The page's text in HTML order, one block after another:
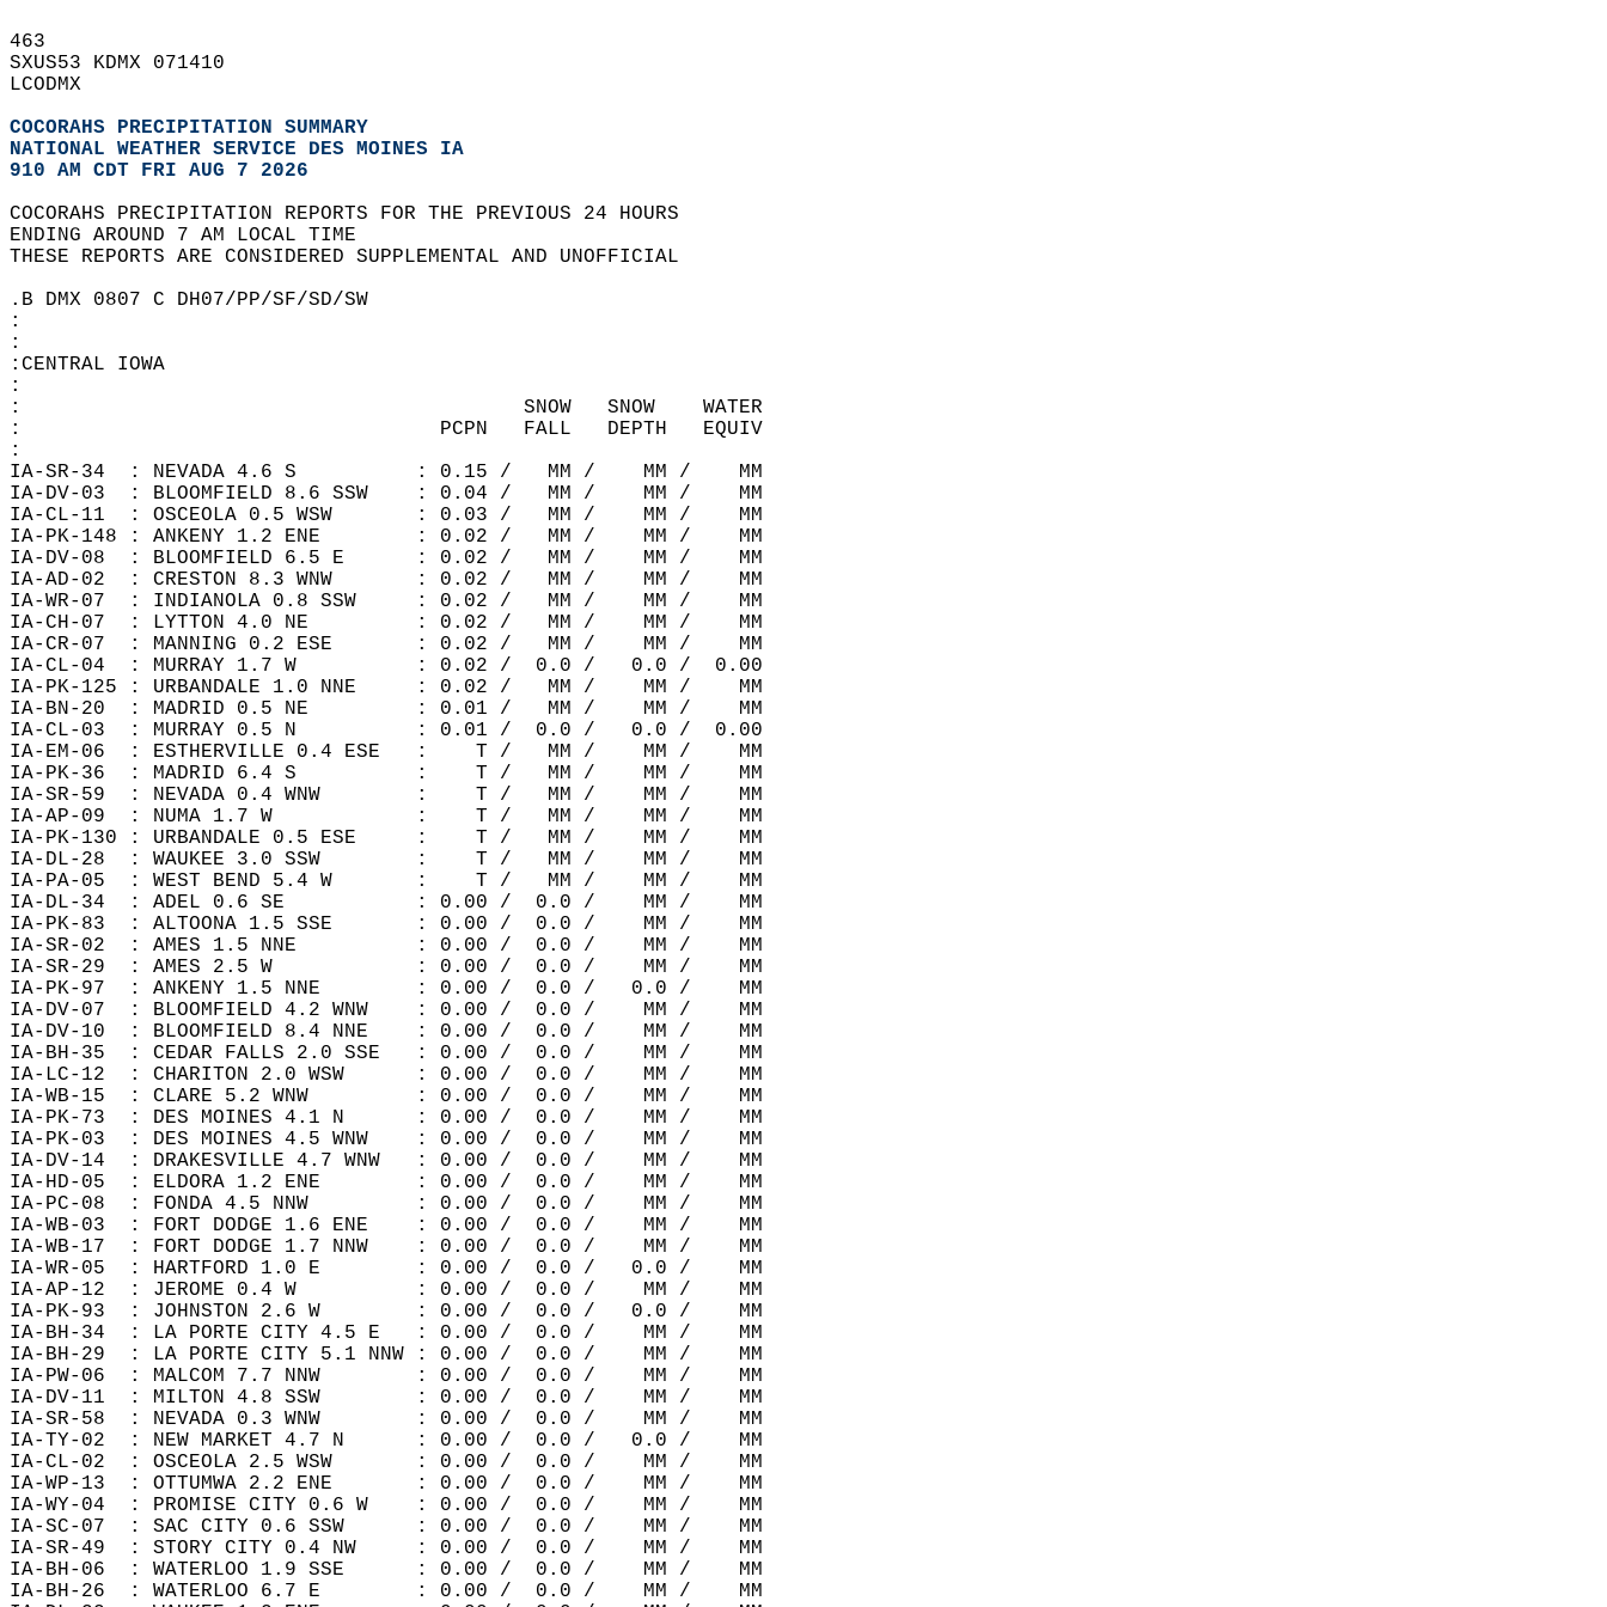
463
SXUS53 KDMX 071410
LCODMX
COCORAHS PRECIPITATION SUMMARY
NATIONAL WEATHER SERVICE DES MOINES IA
910 AM CDT FRI AUG 7 2026
COCORAHS PRECIPITATION REPORTS FOR THE PREVIOUS 24 HOURS
ENDING AROUND 7 AM LOCAL TIME
THESE REPORTS ARE CONSIDERED SUPPLEMENTAL AND UNOFFICIAL
.B DMX 0807 C DH07/PP/SF/SD/SW
:
:
:CENTRAL IOWA
:
:                                          SNOW   SNOW    WATER
:                                   PCPN   FALL   DEPTH   EQUIV
:
IA-SR-34  : NEVADA 4.6 S          : 0.15 /   MM /    MM /    MM
IA-DV-03  : BLOOMFIELD 8.6 SSW    : 0.04 /   MM /    MM /    MM
IA-CL-11  : OSCEOLA 0.5 WSW       : 0.03 /   MM /    MM /    MM
IA-PK-148 : ANKENY 1.2 ENE        : 0.02 /   MM /    MM /    MM
IA-DV-08  : BLOOMFIELD 6.5 E      : 0.02 /   MM /    MM /    MM
IA-AD-02  : CRESTON 8.3 WNW       : 0.02 /   MM /    MM /    MM
IA-WR-07  : INDIANOLA 0.8 SSW     : 0.02 /   MM /    MM /    MM
IA-CH-07  : LYTTON 4.0 NE         : 0.02 /   MM /    MM /    MM
IA-CR-07  : MANNING 0.2 ESE       : 0.02 /   MM /    MM /    MM
IA-CL-04  : MURRAY 1.7 W          : 0.02 /  0.0 /   0.0 /  0.00
IA-PK-125 : URBANDALE 1.0 NNE     : 0.02 /   MM /    MM /    MM
IA-BN-20  : MADRID 0.5 NE         : 0.01 /   MM /    MM /    MM
IA-CL-03  : MURRAY 0.5 N          : 0.01 /  0.0 /   0.0 /  0.00
IA-EM-06  : ESTHERVILLE 0.4 ESE   :    T /   MM /    MM /    MM
IA-PK-36  : MADRID 6.4 S          :    T /   MM /    MM /    MM
IA-SR-59  : NEVADA 0.4 WNW        :    T /   MM /    MM /    MM
IA-AP-09  : NUMA 1.7 W            :    T /   MM /    MM /    MM
IA-PK-130 : URBANDALE 0.5 ESE     :    T /   MM /    MM /    MM
IA-DL-28  : WAUKEE 3.0 SSW        :    T /   MM /    MM /    MM
IA-PA-05  : WEST BEND 5.4 W       :    T /   MM /    MM /    MM
IA-DL-34  : ADEL 0.6 SE           : 0.00 /  0.0 /    MM /    MM
IA-PK-83  : ALTOONA 1.5 SSE       : 0.00 /  0.0 /    MM /    MM
IA-SR-02  : AMES 1.5 NNE          : 0.00 /  0.0 /    MM /    MM
IA-SR-29  : AMES 2.5 W            : 0.00 /  0.0 /    MM /    MM
IA-PK-97  : ANKENY 1.5 NNE        : 0.00 /  0.0 /   0.0 /    MM
IA-DV-07  : BLOOMFIELD 4.2 WNW    : 0.00 /  0.0 /    MM /    MM
IA-DV-10  : BLOOMFIELD 8.4 NNE    : 0.00 /  0.0 /    MM /    MM
IA-BH-35  : CEDAR FALLS 2.0 SSE   : 0.00 /  0.0 /    MM /    MM
IA-LC-12  : CHARITON 2.0 WSW      : 0.00 /  0.0 /    MM /    MM
IA-WB-15  : CLARE 5.2 WNW         : 0.00 /  0.0 /    MM /    MM
IA-PK-73  : DES MOINES 4.1 N      : 0.00 /  0.0 /    MM /    MM
IA-PK-03  : DES MOINES 4.5 WNW    : 0.00 /  0.0 /    MM /    MM
IA-DV-14  : DRAKESVILLE 4.7 WNW   : 0.00 /  0.0 /    MM /    MM
IA-HD-05  : ELDORA 1.2 ENE        : 0.00 /  0.0 /    MM /    MM
IA-PC-08  : FONDA 4.5 NNW         : 0.00 /  0.0 /    MM /    MM
IA-WB-03  : FORT DODGE 1.6 ENE    : 0.00 /  0.0 /    MM /    MM
IA-WB-17  : FORT DODGE 1.7 NNW    : 0.00 /  0.0 /    MM /    MM
IA-WR-05  : HARTFORD 1.0 E        : 0.00 /  0.0 /   0.0 /    MM
IA-AP-12  : JEROME 0.4 W          : 0.00 /  0.0 /    MM /    MM
IA-PK-93  : JOHNSTON 2.6 W        : 0.00 /  0.0 /   0.0 /    MM
IA-BH-34  : LA PORTE CITY 4.5 E   : 0.00 /  0.0 /    MM /    MM
IA-BH-29  : LA PORTE CITY 5.1 NNW : 0.00 /  0.0 /    MM /    MM
IA-PW-06  : MALCOM 7.7 NNW        : 0.00 /  0.0 /    MM /    MM
IA-DV-11  : MILTON 4.8 SSW        : 0.00 /  0.0 /    MM /    MM
IA-SR-58  : NEVADA 0.3 WNW        : 0.00 /  0.0 /    MM /    MM
IA-TY-02  : NEW MARKET 4.7 N      : 0.00 /  0.0 /   0.0 /    MM
IA-CL-02  : OSCEOLA 2.5 WSW       : 0.00 /  0.0 /    MM /    MM
IA-WP-13  : OTTUMWA 2.2 ENE       : 0.00 /  0.0 /    MM /    MM
IA-WY-04  : PROMISE CITY 0.6 W    : 0.00 /  0.0 /    MM /    MM
IA-SC-07  : SAC CITY 0.6 SSW      : 0.00 /  0.0 /    MM /    MM
IA-SR-49  : STORY CITY 0.4 NW     : 0.00 /  0.0 /    MM /    MM
IA-BH-06  : WATERLOO 1.9 SSE      : 0.00 /  0.0 /    MM /    MM
IA-BH-26  : WATERLOO 6.7 E        : 0.00 /  0.0 /    MM /    MM